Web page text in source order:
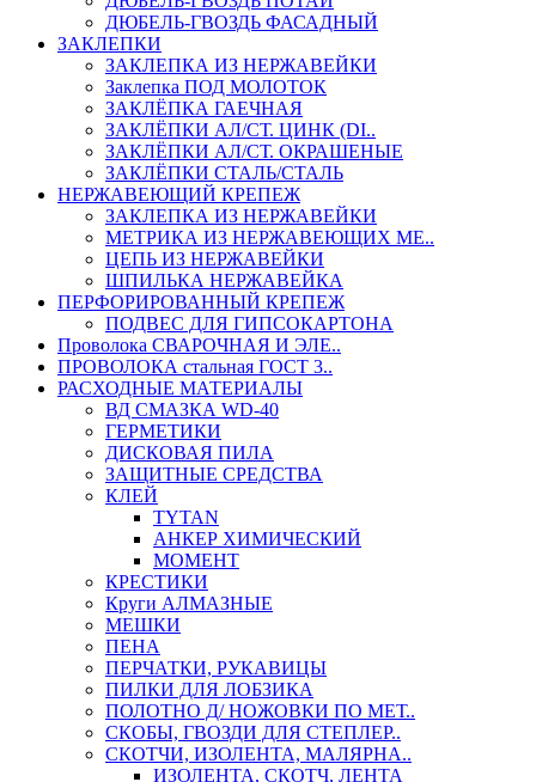
ДЮБЕЛЬ-ГВОЗДЬ ФАСАДНЫЙ
ЗАКЛЕПКИ
ЗАКЛЕПКА ИЗ НЕРЖАВЕЙКИ
Заклепка ПОД МОЛОТОК
ЗАКЛЁПКА ГАЕЧНАЯ
ЗАКЛЁПКИ АЛ/СТ. ЦИНК (DI..
ЗАКЛЁПКИ АЛ/СТ. ОКРАШЕНЫЕ
ЗАКЛЁПКИ СТАЛЬ/СТАЛЬ
НЕРЖАВЕЮЩИЙ КРЕПЕЖ
ЗАКЛЕПКА ИЗ НЕРЖАВЕЙКИ
МЕТРИКА ИЗ НЕРЖАВЕЮЩИХ МЕ..
ЦЕПЬ ИЗ НЕРЖАВЕЙКИ
ШПИЛЬКА НЕРЖАВЕЙКА
ПЕРФОРИРОВАННЫЙ КРЕПЕЖ
ПОДВЕС ДЛЯ ГИПСОКАРТОНА
Проволока СВАРОЧНАЯ И ЭЛЕ..
ПРОВОЛОКА стальная ГОСТ 3..
РАСХОДНЫЕ МАТЕРИАЛЫ
ВД СМАЗКА WD-40
ГЕРМЕТИКИ
ДИСКОВАЯ ПИЛА
ЗАЩИТНЫЕ СРЕДСТВА
КЛЕЙ
TYTAN
АНКЕР ХИМИЧЕСКИЙ
МОМЕНТ
КРЕСТИКИ
Круги АЛМАЗНЫЕ
МЕШКИ
ПЕНА
ПЕРЧАТКИ, РУКАВИЦЫ
ПИЛКИ ДЛЯ ЛОБЗИКА
ПОЛОТНО Д/ НОЖОВКИ ПО МЕТ..
СКОБЫ, ГВОЗДИ ДЛЯ СТЕПЛЕР..
СКОТЧИ, ИЗОЛЕНТА, МАЛЯРНА..
ИЗОЛЕНТА, СКОТЧ, ЛЕНТА